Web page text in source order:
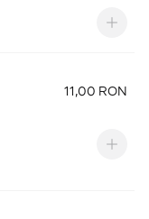
11,00 RON